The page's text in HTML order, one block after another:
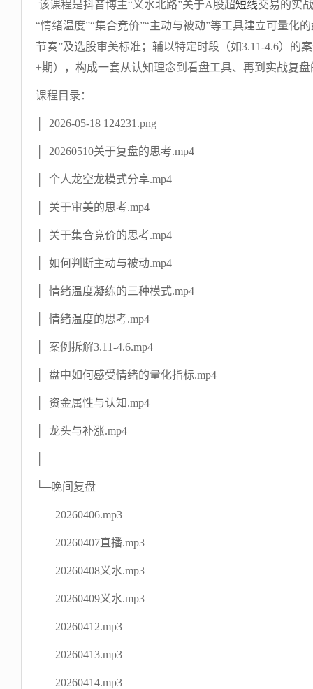
该课程是抖音博主“义水北路”关于A股超短线交易的实
“情绪温度”“集合竞价”“主动与被动”等工具建立可量化
节奏”及选股审美标准；辅以特定时段（如3.11-4.6）的
+期），构成一套从认知理念到看盘工具、再到实战复盘
课程目录：
│ 2026-05-18 124231.png
│ 20260510关于复盘的思考.mp4
│ 个人龙空龙模式分享.mp4
│ 关于审美的思考.mp4
│ 关于集合竞价的思考.mp4
│ 如何判断主动与被动.mp4
│ 情绪温度凝练的三种模式.mp4
│ 情绪温度的思考.mp4
│ 案例拆解3.11-4.6.mp4
│ 盘中如何感受情绪的量化指标.mp4
│ 资金属性与认知.mp4
│ 龙头与补涨.mp4
└─晚间复盘
20260406.mp3
20260407直播.mp3
20260408义水.mp3
20260409义水.mp3
20260412.mp3
20260413.mp3
20260414.mp3